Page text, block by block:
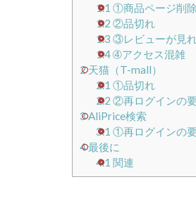
1.1 ①商品ページ削除
1.2 ②品切れ
1.3 ③レビューが見
1.4➃アクセス混雑
2天猫（T-mall）
2.1 ①品切れ
2.2 ②再ログインの
3AliPrice検索
3.1 ①再ログインの
4最後に
4.1 関連